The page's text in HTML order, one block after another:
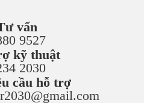
vấn
9527
kỹ thuật
2030
cầu hỗ trợ